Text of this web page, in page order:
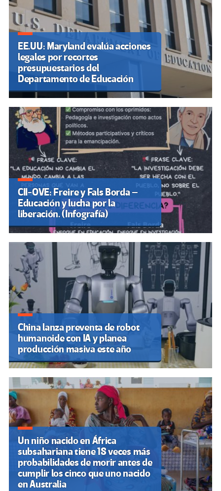
EE.UU: Maryland evalúa acciones
legales por recortes
presupuestarios del
Departamento de Educación
CII-OVE: Freire y Fals Borda –
Educación y lucha por la
liberación. (Infografía)
China lanza preventa de robot
humanoide con IA y planea
producción masiva este año
Un niño nacido en África
subsahariana tiene 18 veces más
probabilidades de morir antes de
cumplir los cinco que uno nacido
en Australia